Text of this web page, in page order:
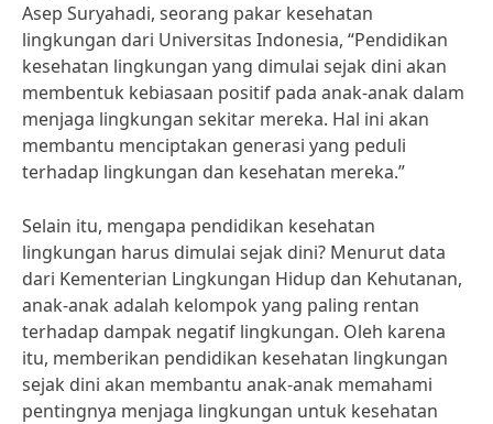
Asep Suryahadi, seorang pakar kesehatan
lingkungan dari Universitas Indonesia, “Pendidikan
kesehatan lingkungan yang dimulai sejak dini akan
membentuk kebiasaan positif pada anak-anak dalam
menjaga lingkungan sekitar mereka. Hal ini akan
membantu menciptakan generasi yang peduli
terhadap lingkungan dan kesehatan mereka.”
Selain itu, mengapa pendidikan kesehatan
lingkungan harus dimulai sejak dini? Menurut data
dari Kementerian Lingkungan Hidup dan Kehutanan,
anak-anak adalah kelompok yang paling rentan
terhadap dampak negatif lingkungan. Oleh karena
itu, memberikan pendidikan kesehatan lingkungan
sejak dini akan membantu anak-anak memahami
pentingnya menjaga lingkungan untuk kesehatan